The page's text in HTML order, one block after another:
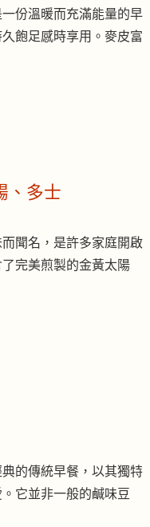
份溫暖而充滿能量的早
飽足感時享用。麥皮富
、多士
聞名，是許多家庭開啟
完美煎製的金黃太陽
的傳統早餐，以其獨特
它並非一般的鹹味豆